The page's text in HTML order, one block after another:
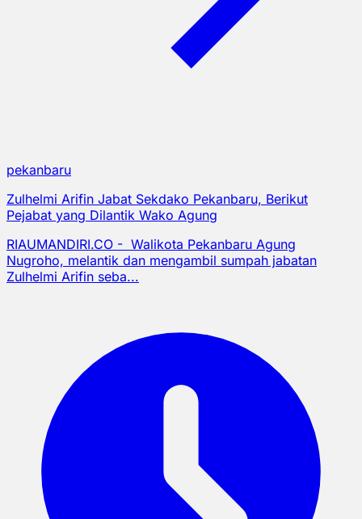
pekanbaru
Zulhelmi Arifin Jabat Sekdako Pekanbaru, Berikut
Pejabat yang Dilantik Wako Agung
RIAUMANDIRI.CO - Walikota Pekanbaru Agung
Nugroho, melantik dan mengambil sumpah jabatan
Zulhelmi Arifin seba...